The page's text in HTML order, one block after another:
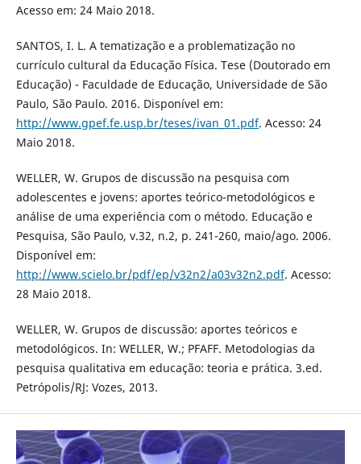
Acesso em: 24 Maio 2018.
SANTOS, I. L. A tematização e a problematização no
currículo cultural da Educação Física. Tese (Doutorado em
Educação) - Faculdade de Educação, Universidade de São
Paulo, São Paulo. 2016. Disponível em:
http://www.gpef.fe.usp.br/teses/ivan_01.pdf. Acesso: 24
Maio 2018.
WELLER, W. Grupos de discussão na pesquisa com
adolescentes e jovens: aportes teórico-metodológicos e
análise de uma experiência com o método. Educação e
Pesquisa, São Paulo, v.32, n.2, p. 241-260, maio/ago. 2006.
Disponível em:
http://www.scielo.br/pdf/ep/v32n2/a03v32n2.pdf. Acesso:
28 Maio 2018.
WELLER, W. Grupos de discussão: aportes teóricos e
metodológicos. In: WELLER, W.; PFAFF. Metodologias da
pesquisa qualitativa em educação: teoria e prática. 3.ed.
Petrópolis/RJ: Vozes, 2013.